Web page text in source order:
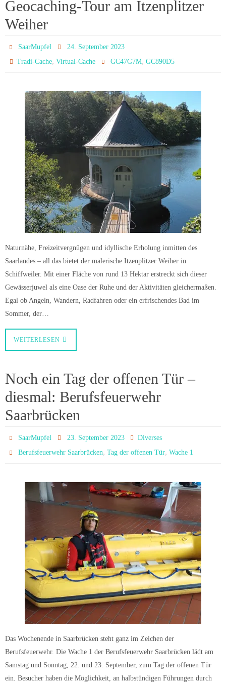
Geocaching-Tour am Itzenplitzer
Weiher
SaarMupfel
24. September 2023
Tradi-Cache,Virtual-Cache GC47G7M, GC890D5
Naturnähe, Freizeitvergnügen und idyllische Erholung inmitten des
Saarlandes – all das bietet der malerische Itzenplitzer Weiher in
Schiffweiler. Mit einer Fläche von rund 13 Hektar erstreckt sich dieser
Gewässerjuwel als eine Oase der Ruhe und der Aktivitäten gleichermaßen.
Egal ob Angeln, Wandern, Radfahren oder ein erfrischendes Bad im
Sommer, der…
WEITERLESEN
Noch ein Tag der offenen Tür –
diesmal: Berufsfeuerwehr
Saarbrücken
SaarMupfel 23. September 2023
Diverses
Berufsfeuerwehr Saarbrücken,Tag der offenen Tür,Wache 1
Das Wochenende in Saarbrücken steht ganz im Zeichen der
Berufsfeuerwehr. Die Wache 1 der Berufsfeuerwehr Saarbrücken lädt am
Samstag und Sonntag, 22. und 23. September, zum Tag der offenen Tür
ein. Besucher haben die Möglichkeit, an halbstündigen Führungen durch